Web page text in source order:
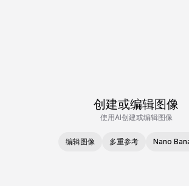
创建或编辑图像
使用AI创建或编辑图像
编辑图像 多重参考 Nano